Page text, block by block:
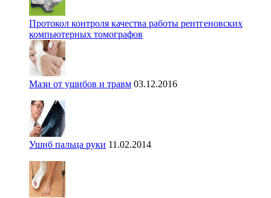
Протокол контроля качества работы рентгеновских
компьютерных томографов
Мази от ушибов и травм 03.12.2016
Ушиб пальца руки 11.02.2014